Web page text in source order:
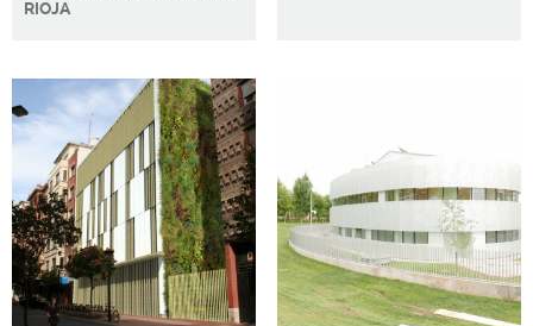
RIOJA